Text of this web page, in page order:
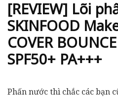
[REVIEW] Lõi
SKINFOOD
COVER
SPF50+ PA+++
Phấn nước thì chắc các bạn